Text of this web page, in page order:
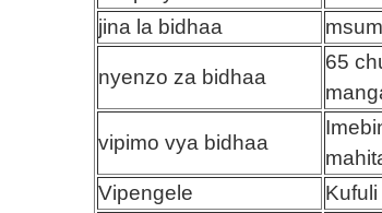
jina la bidhaa
nyenzo za bidhaa
65
vipimo vya bidhaa
Vipengele